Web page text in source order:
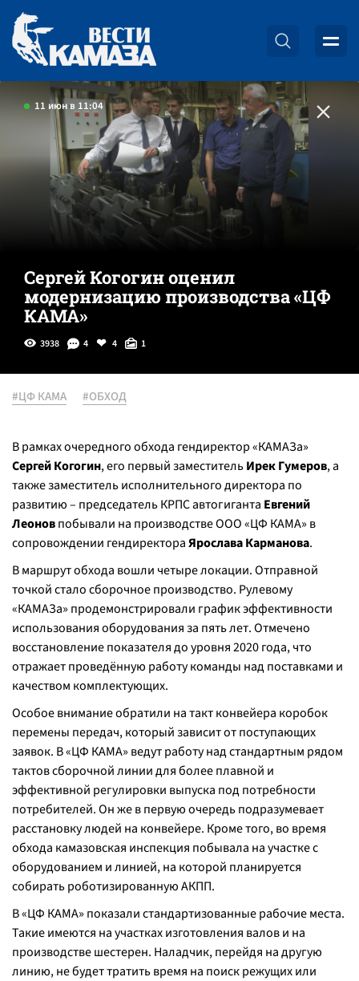
11 июн в 11:04
Сергей Когогин оценил
модернизацию производства «ЦФ
КАМА»
3938 4 4 1
#ЦФ КАМА #ОБХОД
В рамках очередного обхода гендиректор «КАМАЗа»
Сергей Когогин, его первый заместительИрек Гумеров, а
также заместитель исполнительного директора по
развитию – председатель КРПС автогиганта Евгений
Леоновпобывали на производстве ООО «ЦФ КАМА» в
сопровождении гендиректораЯрослава Карманова.
В маршрут обхода вошли четыре локации. Отправной
точкой стало сборочное производство. Рулевому
«КАМАЗа» продемонстрировали график эффективности
использования оборудования за пять лет. Отмечено
восстановление показателя до уровня 2020 года, что
отражает проведённую работу команды над поставками и
качеством комплектующих.
Особое внимание обратили на такт конвейера коробок
перемены передач, который зависит от поступающих
заявок. В «ЦФ КАМА» ведут работу над стандартным рядом
тактов сборочной линии для более плавной и
эффективной регулировки выпуска под потребности
потребителей. Он же в первую очередь подразумевает
расстановку людей на конвейере. Кроме того, во время
обхода камазовская инспекция побывала на участке с
оборудованием и линией, на которой планируется
собирать роботизированную АКПП.
В «ЦФ КАМА» показали стандартизованные рабочие места.
Такие имеются на участках изготовления валов и на
производстве шестерен. Наладчик, перейдя на другую
линию, не будет тратить время на поиск режущих или